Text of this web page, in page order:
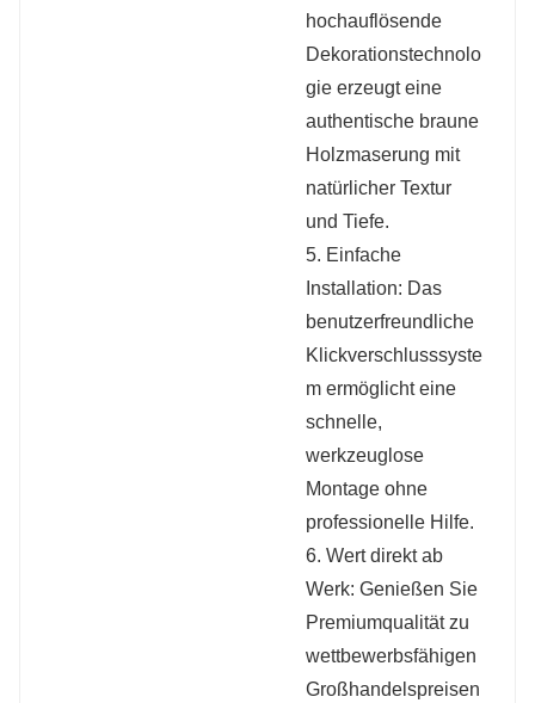
hochauflösende
Dekorationstechnolo
gie erzeugt eine
authentische braune
Holzmaserung mit
natürlicher Textur
und Tiefe.
5. Einfache
Installation: Das
benutzerfreundliche
Klickverschlusssyste
m ermöglicht eine
schnelle,
werkzeuglose
Montage ohne
professionelle Hilfe.
6. Wert direkt ab
Werk: Genießen Sie
Premiumqualität zu
wettbewerbsfähigen
Großhandelspreisen